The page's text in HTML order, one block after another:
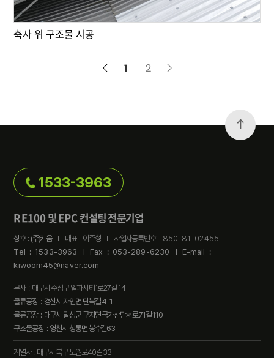
축사 위 구조물 시공
1 2
1533-3963
RE100및EPC컨설팅 전문기업
상호 : (주)키움l 대표 : 이주형 l 사업자등록번호 : 850-81-02455
Tel : 1533-3963 l Fax : 053-289-6230 l E-mail :
kiwoom45@naver.com
본사 : 대구시 수성구 알파시티1로27길 14
물류공장 : 경산시 자인면 단북길 4-1
물류공장 : 대구시 달성군 구지면 국가산단서로71길 110
구조물공장 : 영천시 청통면 봉수길63
계열사 : 대구시 북구 노원로40길 33